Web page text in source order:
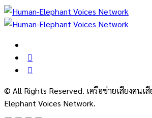
© All Rights Reserved. เครือข่ายเสียงคนเสี
Elephant Voices Network.